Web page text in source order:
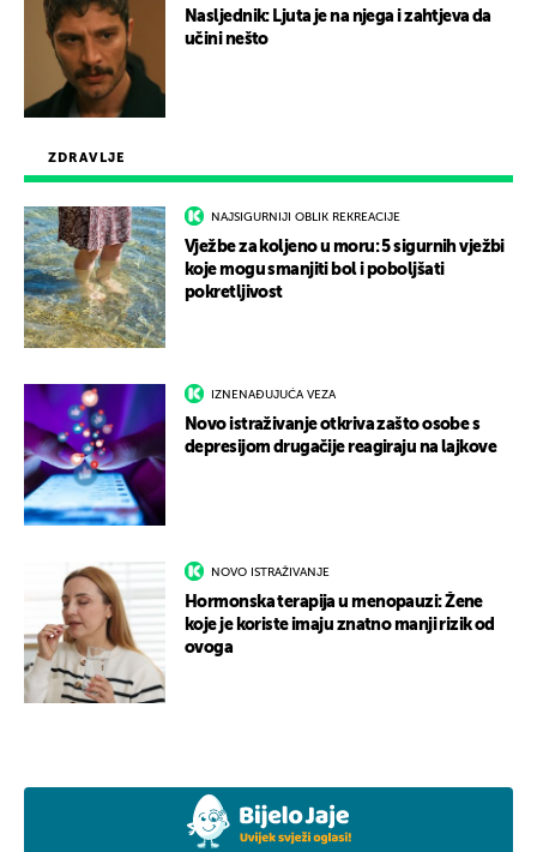
ZDRAVLJE
NAJSIGURNIJI OBLIK REKREACIJE
Vježbe za koljeno u moru: 5 sigurnih vježbi
koje mogu smanjiti bol i poboljšati
pokretljivost
IZNENAĐUJUĆA VEZA
Novo istraživanje otkriva zašto osobe s
depresijom drugačije reagiraju na lajkove
NOVO ISTRAŽIVANJE
Hormonska terapija u menopauzi: Žene
koje je koriste imaju znatno manji rizik od
ovoga
Nasljednik: Ljuta je na njega i zahtjeva da
učini nešto